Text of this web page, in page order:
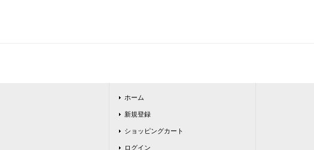
ホーム
新規登録
ショッピングカート
ログイン